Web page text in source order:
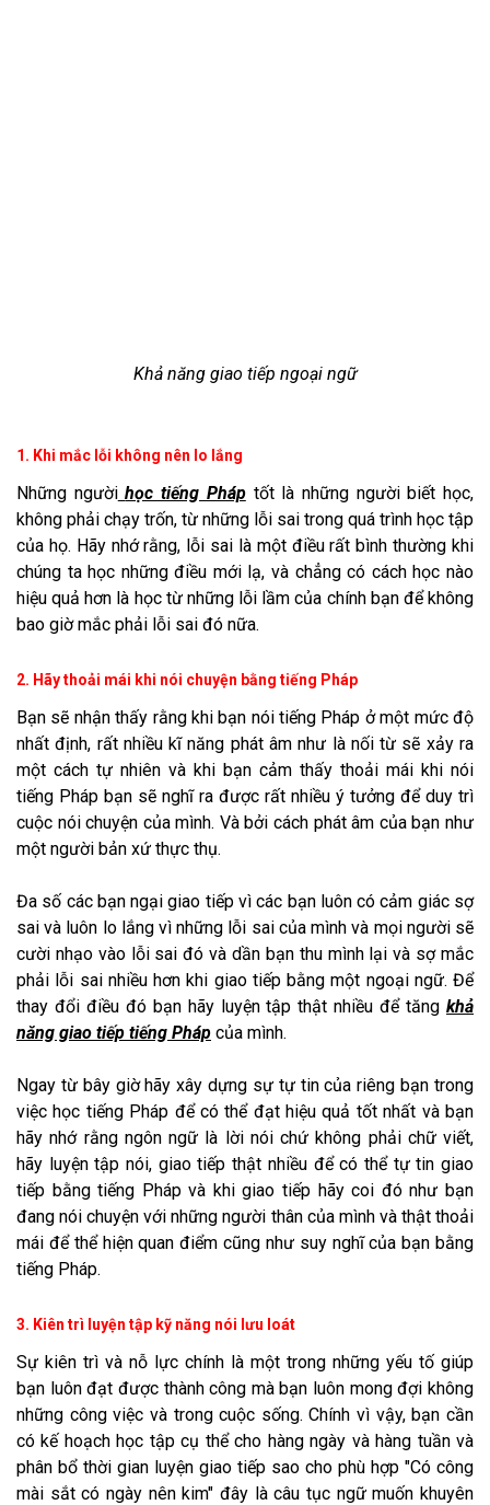
Khả năng giao tiếp ngoại ngữ
1. Khi mắc lỗi không nên lo lắng
Những người học tiếng Pháptốt là những người biết học,
không phải chạy trốn, từ những lỗi sai trong quá trình học tập
của họ. Hãy nhớ rằng, lỗi sai là một điều rất bình thường khi
chúng ta học những điều mới lạ, và chẳng có cách học nào
hiệu quả hơn là học từ những lỗi lầm của chính bạn để không
bao giờ mắc phải lỗi sai đó nữa.
2. Hãy thoải mái khi nói chuyện bằng tiếng Pháp
Bạn sẽ nhận thấy rằng khi bạn nói tiếng Pháp ở một mức độ
nhất định, rất nhiều kĩ năng phát âm như là nối từ sẽ xảy ra
một cách tự nhiên và khi bạn cảm thấy thoải mái khi nói
tiếng Pháp bạn sẽ nghĩ ra được rất nhiều ý tưởng để duy trì
cuộc nói chuyện của mình. Và bởi cách phát âm của bạn như
một người bản xứ thực thụ.
Đa số các bạn ngại giao tiếp vì các bạn luôn có cảm giác sợ
sai và luôn lo lắng vì những lỗi sai của mình và mọi người sẽ
cười nhạo vào lỗi sai đó và dần bạn thu mình lại và sợ mắc
phải lỗi sai nhiều hơn khi giao tiếp bằng một ngoại ngữ. Để
thay đổi điều đó bạn hãy luyện tập thật nhiều để tăng khả
năng giao tiếp tiếng Pháp của mình.
Ngay từ bây giờ hãy xây dựng sự tự tin của riêng bạn trong
việc học tiếng Pháp để có thể đạt hiệu quả tốt nhất và bạn
hãy nhớ rằng ngôn ngữ là lời nói chứ không phải chữ viết,
hãy luyện tập nói, giao tiếp thật nhiều để có thể tự tin giao
tiếp bằng tiếng Pháp và khi giao tiếp hãy coi đó như bạn
đang nói chuyện với những người thân của mình và thật thoải
mái để thể hiện quan điểm cũng như suy nghĩ của bạn bằng
tiếng Pháp.
3. Kiên trì luyện tập kỹ năng nói lưu loát
Sự kiên trì và nỗ lực chính là một trong những yếu tố giúp
bạn luôn đạt được thành công mà bạn luôn mong đợi không
những công việc và trong cuộc sống. Chính vì vậy, bạn cần
có kế hoạch học tập cụ thể cho hàng ngày và hàng tuần và
phân bổ thời gian luyện giao tiếp sao cho phù hợp "Có công
mài sắt có ngày nên kim" đây là câu tục ngữ muốn khuyên